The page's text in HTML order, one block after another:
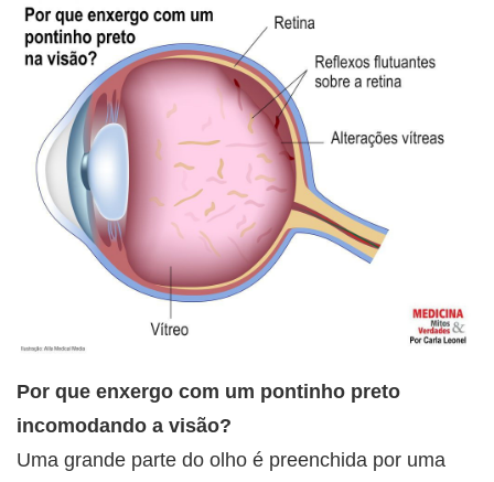
Por que enxergo com um pontinho preto
incomodando a visão?
Uma grande parte do olho é preenchida por uma